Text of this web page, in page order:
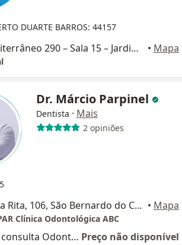
DUARTE BARROS: 44157
Rua Mediterrâneo 290 – Sala 15 – Jardim do Mar – São Bernardo do Campo – SP, São Bernardo do Campo • Mapa
Dr. Márcio Parpinel
Dentista · Mais
2 opiniões
Rua Santa Rita, 106, São Bernardo do Campo • Mapa
Clínica Odontológica ABC
Primeira consulta Odontológica Preço não disponível